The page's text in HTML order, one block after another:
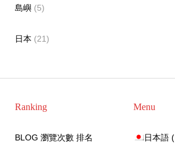
島嶼(5)
日本 (21)
Ranking
BLOG 瀏覽次數 排名
Menu
日本語 (